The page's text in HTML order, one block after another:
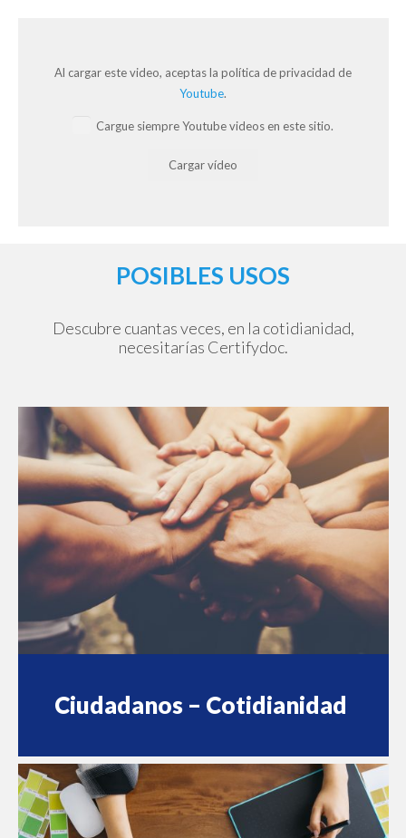
Al cargar este video, aceptas la política de privacidad de
Youtube.
Cargue siempre Youtube videos en este sitio.
Cargar vídeo
POSIBLES USOS
Descubre cuantas veces, en la cotidianidad,
necesitarías Certifydoc.
Ciudadanos – Cotidianidad